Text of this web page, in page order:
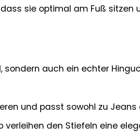
sie optimal am Fuß sitzen
auch ein echter
und passt sowohl zu Jeans
verleihen den Stiefeln eine